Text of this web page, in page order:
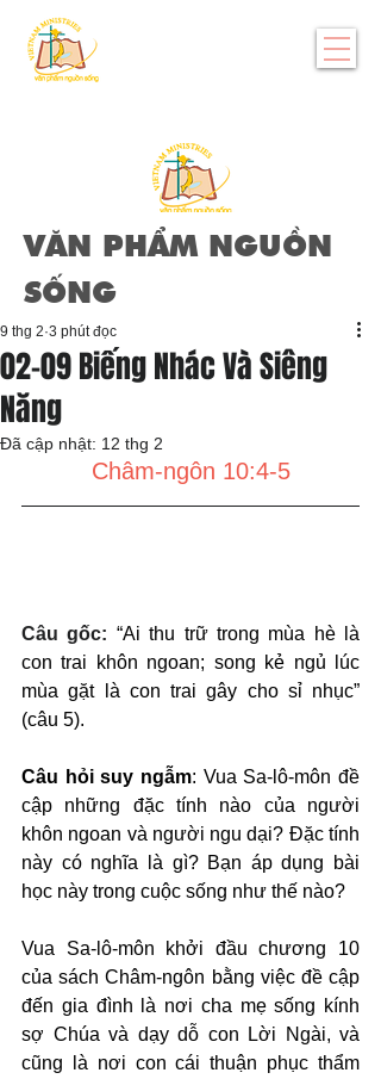
VĂN PHẨM NGUỒN
SỐNG
02-09 Biếng Nhác Và Siêng
Năng
9 thg 2 3 phút đọc
Đã cập nhật: 12 thg 2
Châm-ngôn 10:4-5
Câu gốc: “Ai thu trữ trong mùa hè là
con trai khôn ngoan; song kẻ ngủ lúc
mùa gặt là con trai gây cho sỉ nhục”
(câu 5).
Câu hỏi suy ngẫm: Vua Sa-lô-môn đề
cập những đặc tính nào của người
khôn ngoan và người ngu dại? Đặc tính
này có nghĩa là gì? Bạn áp dụng bài
học này trong cuộc sống như thế nào?
Vua Sa-lô-môn khởi đầu chương 10
của sách Châm-ngôn bằng việc đề cập
đến gia đình là nơi cha mẹ sống kính
sợ Chúa và dạy dỗ con Lời Ngài, và
cũng là nơi con cái thuận phục thẩm